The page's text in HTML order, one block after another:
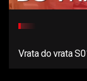
Vrata do vrata